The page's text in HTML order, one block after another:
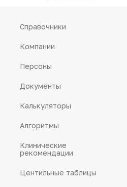
Справочники
Компании
Персоны
Документы
Калькуляторы
Алгоритмы
Клинические
рекомендации
Центильные таблицы